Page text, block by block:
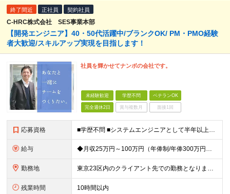
終了間近 正社員 契約社員
C-HRC株式会社 SES事業本部
【開発エンジニア】40・50代活躍中/ブランクOK/ PM・PMO経験
者大歓迎/スキルアップ実現を目指します！
社員を輝かせてナンボの会社です。
未経験歓迎 学歴不問 ベテランOK
完全週休2日 賞与複数月 面接1回
応募資格 ■学歴不問 ■システムエンジニアとして半年以上のご経験をお持ちの方（言語問わず） ※IT未経験の方も応募可能です。 【例えばこのような方におススメ！】 ◇上流工程を目指したい方 ◇セキュリティ分野に
給与 ◆月収25万円～100万円（年俸制/年俸300万円～1200万円）＋業績・季節手当 ※年俸は、12分割です。 ※前職給与や経験・スキルなどを考慮し加給・優遇します。 ※各種手当込み、交通費および残業
勤務地 東京23区内のクライアント先での勤務となります。 ※経験やスキル、通勤時間などの希望を考慮のうえ、勤務地を決定します ≪本社≫ 【本社】 東京都品川区東品川4-12-8 品川シーサイドイーストタワー
残業時間 10時間以内